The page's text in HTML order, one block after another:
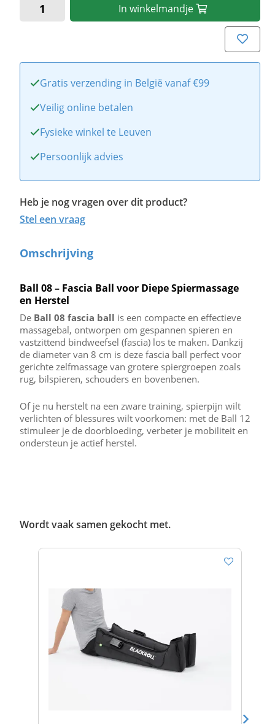
In winkelmandje
Gratis verzending in België vanaf €99
Veilig online betalen
Fysieke winkel te Leuven
Persoonlijk advies
Heb je nog vragen over dit product?
Stel een vraag
Omschrijving
Ball 08 – Fascia Ball voor Diepe Spiermassage
en Herstel
De Ball 08 fascia ball is een compacte en effectieve
massagebal, ontworpen om gespannen spieren en
vastzittend bindweefsel (fascia) los te maken. Dankzij
de diameter van 8 cm is deze fascia ball perfect voor
gerichte zelfmassage van grotere spiergroepen zoals
rug, bilspieren, schouders en bovenbenen.
Of je nu herstelt na een zware training, spierpijn wilt
verlichten of blessures wilt voorkomen: met de Ball 12
stimuleer je de doorbloeding, verbeter je mobiliteit en
ondersteun je actief herstel.
Wordt vaak samen gekocht met.